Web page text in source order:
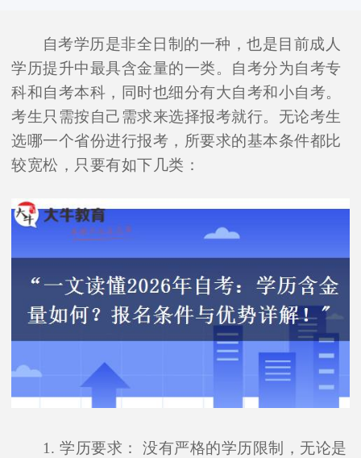
自考学历是非全日制的一种，也是目前成人
学历提升中最具含金量的一类。自考分为自考专
科和自考本科，同时也细分有大自考和小自考。
考生只需按自己需求来选择报考就行。无论考生
选哪一个省份进行报考，所要求的基本条件都比
较宽松，只要有如下几类：
1. 学历要求： 没有严格的学历限制，无论是